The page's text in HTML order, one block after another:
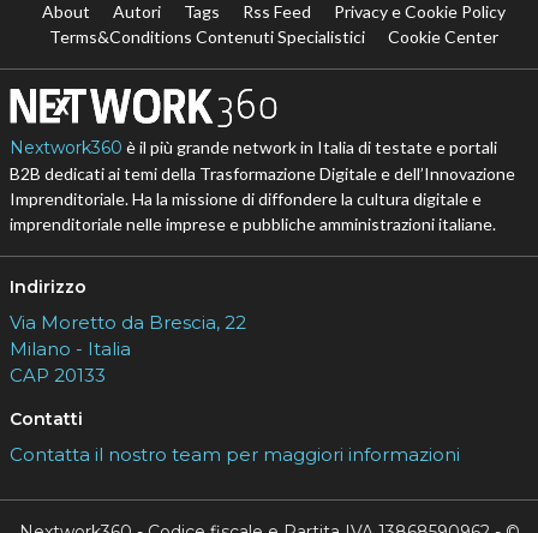
About Autori Tags Rss Feed
Privacy e Cookie Policy
Terms&Conditions Contenuti Specialistici
Cookie Center
Nextwork360 è il più grande network in Italia di testate e portali
B2B dedicati ai temi della Trasformazione Digitale e dell’Innovazione
Imprenditoriale. Ha la missione di diffondere la cultura digitale e
imprenditoriale nelle imprese e pubbliche amministrazioni italiane.
Indirizzo
Via Moretto da Brescia, 22
Milano - Italia
CAP 20133
Contatti
Contatta il nostro team per maggiori informazioni